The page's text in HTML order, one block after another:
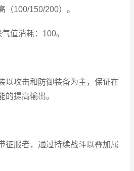
（100/150/200）。
值消耗：100。
以攻击和防御装备为主，保证在
的提高输出。
征服者，通过持续战斗以叠加属